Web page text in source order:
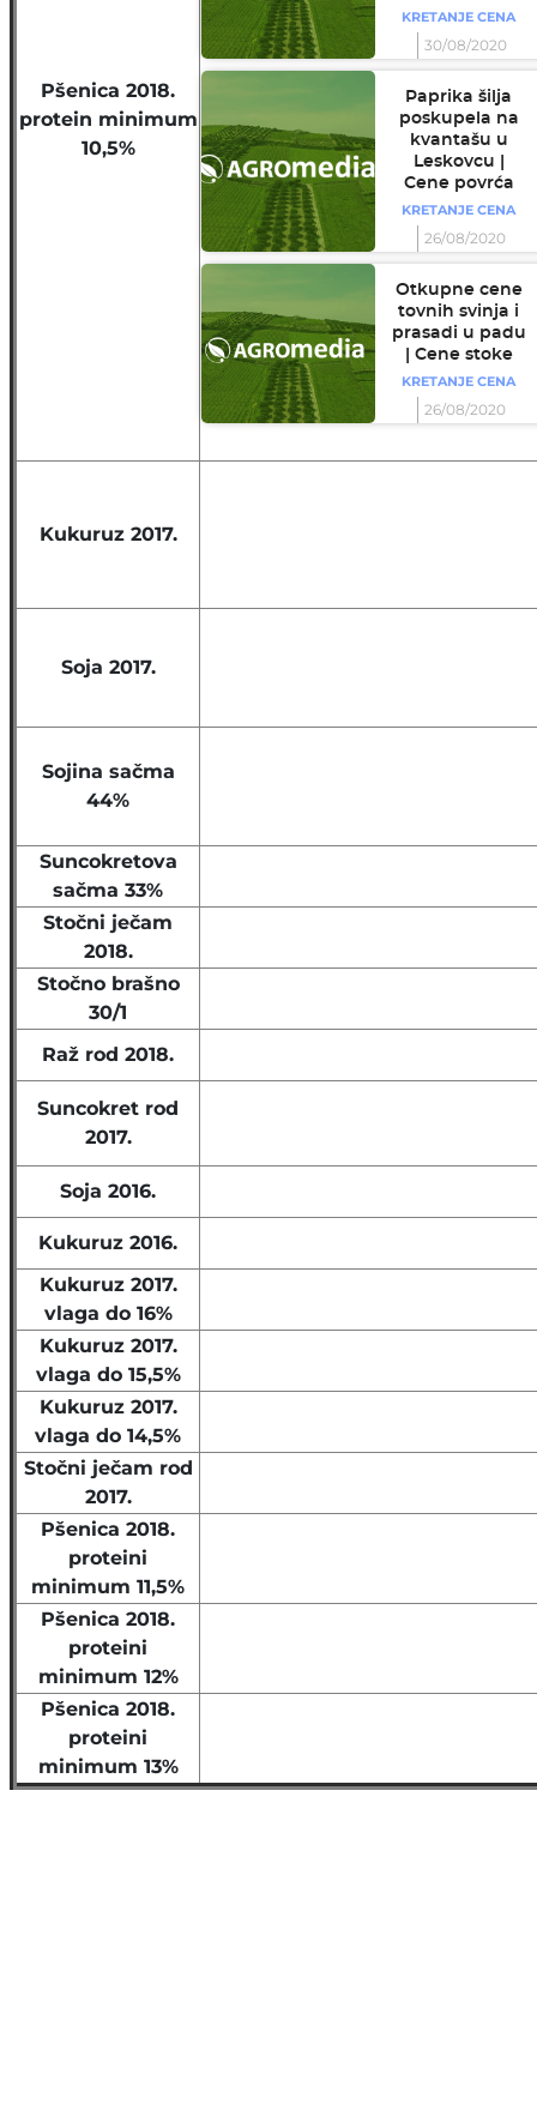
Pšenica 2018.
protein minimum
10,5%
KRETANJE CENA
30/08/2020
Paprika šilja
poskupela na
kvantašu u
Leskovcu |
Cene povrća
KRETANJE CENA
26/08/2020
Otkupne cene
tovnih svinja i
prasadi u padu
| Cene stoke
KRETANJE CENA
26/08/2020
Kukuruz 2017.
Soja 2017.
Sojina sačma
44%
Suncokretova
sačma 33%
Stočni ječam
2018.
Stočno brašno
30/1
Raž rod 2018.
Suncokret rod
2017.
Soja 2016.
Kukuruz 2016.
Kukuruz 2017.
vlaga do 16%
Kukuruz 2017.
vlaga do 15,5%
Kukuruz 2017.
vlaga do 14,5%
Stočni ječam rod
2017.
Pšenica 2018.
proteini
minimum 11,5%
Pšenica 2018.
proteini
minimum 12%
Pšenica 2018.
proteini
minimum 13%